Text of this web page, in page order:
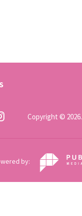
Copyright © 2026.
by: